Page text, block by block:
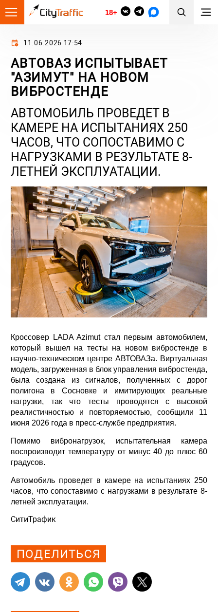
18+
11.06.2026 17:54
АВТОВАЗ ИСПЫТЫВАЕТ
"АЗИМУТ" НА НОВОМ
ВИБРОСТЕНДЕ
АВТОМОБИЛЬ ПРОВЕДЕТ В
КАМЕРЕ НА ИСПЫТАНИЯХ 250
ЧАСОВ, ЧТО СОПОСТАВИМО С
НАГРУЗКАМИ В РЕЗУЛЬТАТЕ 8-
ЛЕТНЕЙ ЭКСПЛУАТАЦИИ.
Кроссовер LADA Azimut стал первым автомобилем,
который вышел на тесты на новом вибростенде в
научно-техническом центре АВТОВАЗа. Виртуальная
модель, загруженная в блок управления вибростенда,
была создана из сигналов, полученных с дорог
полигона в Сосновке и имитирующих реальные
нагрузки, так что тесты проводятся с высокой
реалистичностью и повторяемостью, сообщили 11
июня 2026 года в пресс-службе предприятия.
Помимо вибронагрузок, испытательная камера
воспроизводит температуру от минус 40 до плюс 60
градусов.
Автомобиль проведет в камере на испытаниях 250
часов, что сопоставимо с нагрузками в результате 8-
летней эксплуатации.
СитиТрафик
ПОДЕЛИТЬСЯ